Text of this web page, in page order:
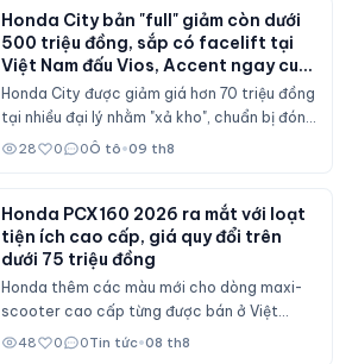
Honda City bản "full" giảm còn dưới
500 triệu đồng, sắp có facelift tại
Việt Nam đấu Vios, Accent ngay cuối
năm nay?
Honda City được giảm giá hơn 70 triệu đồng
tại nhiều đại lý nhằm "xả kho", chuẩn bị đón
bản nâng cấp sau ba năm với nhiều chi tiết
28 0 0Ô tô•09 th8
Honda PCX160 2026 ra mắt với loạt
tiện ích cao cấp, giá quy đổi trên
dưới 75 triệu đồng
Honda thêm các màu mới cho dòng maxi-
scooter cao cấp từng được bán ở Việt
Nam, giữ nguyên máy 157cc, phanh ABS và
48 0 0Tin tức•08 th8